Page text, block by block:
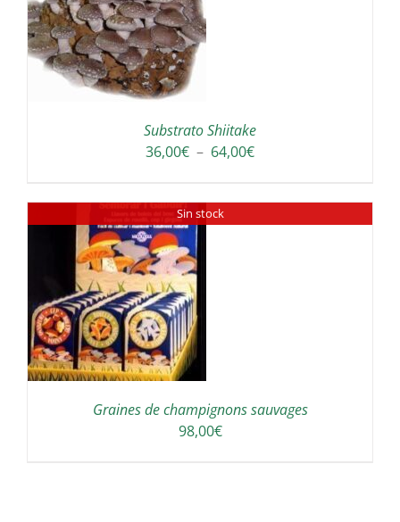
Substrato Shiitake
36,00€ – 64,00€Plage
Sin stock
Graines de champignons sauvages
98,00€